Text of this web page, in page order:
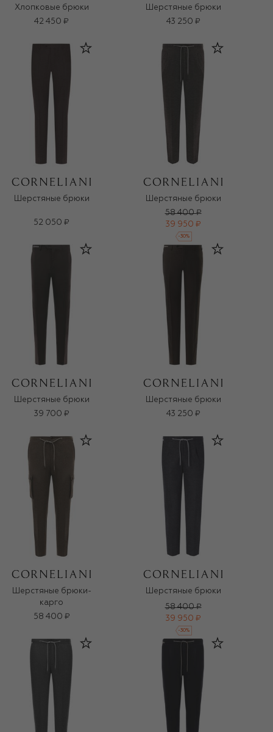
Хлопковые брюки
42 450 ₽
Шерстяные брюки
43 250 ₽
Шерстяные брюки
52 050 ₽
Шерстяные брюки
58 400 ₽
39 950 ₽
-30%
Шерстяные брюки
39 700 ₽
Шерстяные брюки
43 250 ₽
Шерстяные брюки-
карго
58 400 ₽
Шерстяные брюки
58 400 ₽
39 950 ₽
-30%